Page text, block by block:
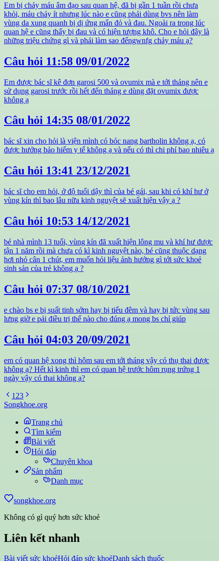
Em bị chảy máu âm đạo sau quan hệ, đã bị gần 1 tuần rồi chưa
khỏi, máu chảy ít nhưng lúc nào e cũng phải dùng bvs nên làm
vùng da xung quanh bị dị ứng mẩn đỏ và đau. Ngoài ra trong lúc
quan hệ e cũng thấy bị đau và có hiện tượng khô. Cho e hỏi đây là
những triệu chứng gì và phải làm sao đểngwnfg chảy máu ạ?
Câu hỏi 11:58 09/01/2022
Em được bác sĩ kê đơn garosi 500 và ovumix mà e tới tháng nên e
sử dụng garosi trước rồi hết đến tháng e dùng đặt ovumix được
không ạ
Câu hỏi 14:35 08/01/2022
bác sĩ xin cho hỏi là viện mình có bóc nang bartholin không ạ, có
được hưởng bảo hiểm y tế không ạ và nếu có thì chi phí bao nhiêu ạ
Câu hỏi 13:41 23/12/2021
bác sĩ cho em hỏi, ở độ tuổi dậy thì của bé gái, sau khi có khí hư ở
vùng kín thì bao lâu nữa kinh nguyệt sẽ xuất hiện vậy ạ ?
Câu hỏi 10:53 14/12/2021
bé nhà mình 13 tuổi, vùng kín đã xuất hiện lông mu và khí hư được
tận 1 năm rồi mà chưa có kì kinh nguyệt nào, bé cũng thuộc dạng
hơi nhỏ cân 1 chút, em muốn hỏi liệu ảnh hưởng gì tới sức khoẻ
sinh sản của trẻ không ạ ?
Câu hỏi 07:37 08/10/2021
e chào bs e bị suất tinh sớm hay bị tiểu đêm và hay bị tức vùng sau
lưng giờ e pải điều trị thế nào cho đúng ạ mong bs chỉ giúp
Câu hỏi 04:03 20/09/2021
em có quan hệ xong thì hôm sau em tới tháng vậy có thụ thai được
không ạ? Hết kì kinh thì em có quan hệ trước hôm rụng trứng 1
ngày vậy có thai không ạ?
1 23
Songkhoe.org
Trang chủ
Tìm kiếm
Bài viết
Hỏi đáp
Chuyên khoa
Sản phẩm
Danh mục
songkhoe.org
Không có gì quý hơn sức khoẻ
Liên kết nhanh
Bài viết sức khoẻHỏi đáp sức khoẻDanh sách thuốc